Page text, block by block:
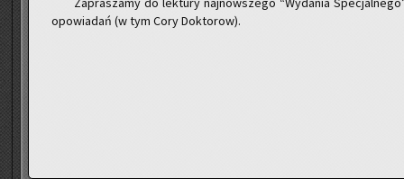
opo­wia­dań (w tym Cory Dok­to­row).